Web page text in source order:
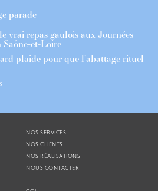
parade
vrai repas gaulois aux Journées
et-Loire
plaide pour que l’abattage rituel
NOS SERVICES
NOS CLIENTS
NOS RÉALISATIONS
NOUS CONTACTER